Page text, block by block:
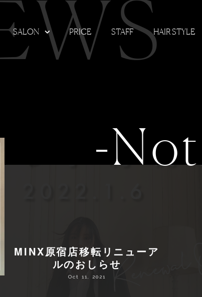
SALON PRICE STAFF HAIR STYLE
-
MINX原宿店移転リニューア
ルのおしらせ
Oct 11, 2021